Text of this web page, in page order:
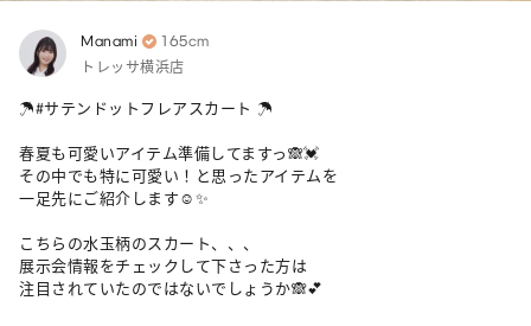
Manami 165cm
トレッサ横浜店
☂️#サテンドットフレアスカート ☂️
春夏も可愛いアイテム準備してますっ🙈💓
その中でも特に可愛い！と思ったアイテムを
一足先にご紹介します☺️✨
こちらの水玉柄のスカート、、、
展示会情報をチェックして下さった方は
注目されていたのではないでしょうか🙈💕